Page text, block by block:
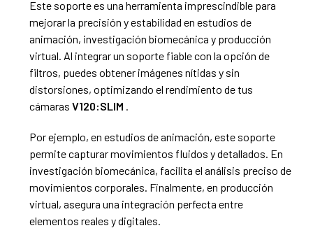
Este soporte es una herramienta imprescindible para
mejorar la precisión y estabilidad en estudios de
animación, investigación biomecánica y producción
virtual. Al integrar un soporte fiable con la opción de
filtros, puedes obtener imágenes nítidas y sin
distorsiones, optimizando el rendimiento de tus
cámaras V120:SLIM .
Por ejemplo, en estudios de animación, este soporte
permite capturar movimientos fluidos y detallados. En
investigación biomecánica, facilita el análisis preciso de
movimientos corporales. Finalmente, en producción
virtual, asegura una integración perfecta entre
elementos reales y digitales.